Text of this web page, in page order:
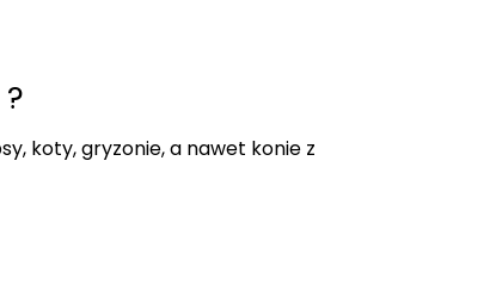
koty, gryzonie, a nawet konie z